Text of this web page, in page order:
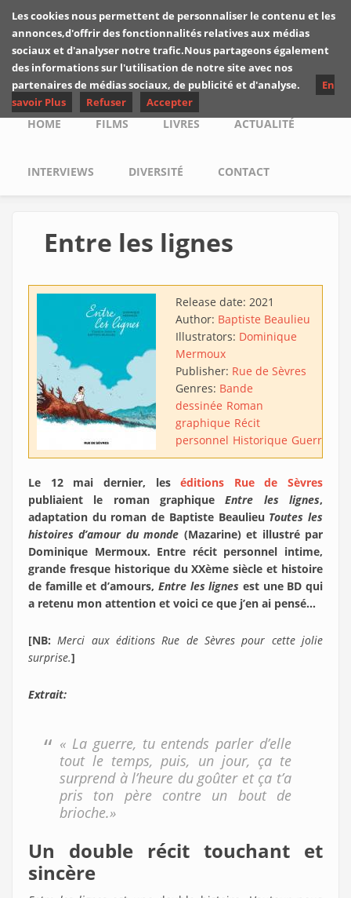
Skip to main content
Les critiques de
Yuyine
Main menu
HOME FILMS LIVRES ACTUALITÉ
INTERVIEWS DIVERSITÉ CONTACT
Entre les lignes
Release date: 2021
Author: Baptiste Beaulieu
Illustrators: Dominique
Mermoux
Publisher: Rue de Sèvres
Genres: Bande
dessinée Roman
graphique Récit
personnel Historique Guerre
Le 12 mai dernier, leséditions Rue de Sèvres
publiaient le roman graphiqueEntre les lignes,
adaptation du roman de Baptiste Beaulieu Toutes les
histoires d’amour du monde (Mazarine) et illustré par
Dominique Mermoux. Entre récit personnel intime,
grande fresque historique du XXème siècle et histoire
de famille et d’amours, Entre les lignes est une BD qui
a retenu mon attention et voici ce que j’en ai pensé…
[NB:Merci aux éditions Rue de Sèvres pour cette jolie
surprise.]
Extrait:
« La guerre, tu entends parler d’elle
tout le temps, puis, un jour, ça te
surprend à l’heure du goûter et ça t’a
pris ton père contre un bout de
brioche.»
Un double récit touchant et
sincère
Les cookies nous permettent de personnaliser le contenu et les
annonces,d'offrir des fonctionnalités relatives aux médias
sociaux et d'analyser notre trafic.Nous partageons également
des informations sur l'utilisation de notre site avec nos
partenaires de médias sociaux, de publicité et d'analyse.
En
savoir Plus
Refuser Accepter